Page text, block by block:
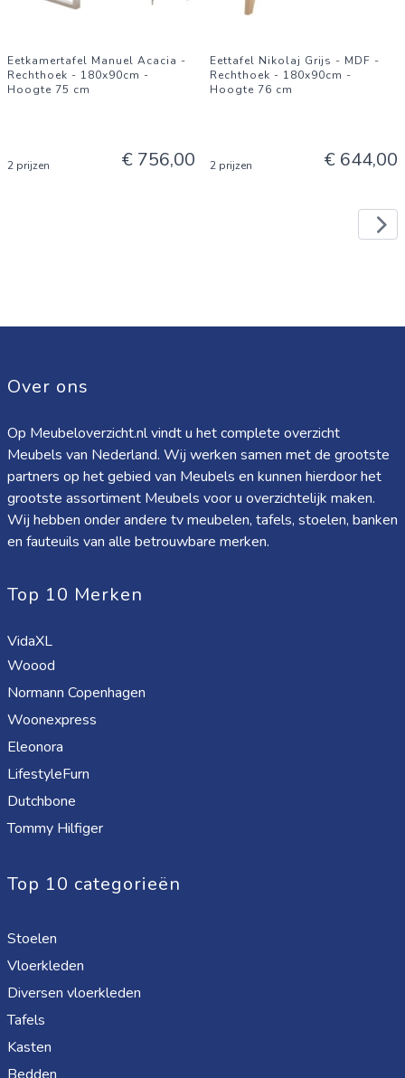
Eetkamertafel Manuel Acacia -
Rechthoek - 180x90cm -
Hoogte 75 cm
2 prijzen € 756,00
Eettafel Nikolaj Grijs - MDF -
Rechthoek - 180x90cm -
Hoogte 76 cm
2 prijzen € 644,00
Over ons
Op Meubeloverzicht.nl vindt u het complete overzicht
Meubels van Nederland. Wij werken samen met de grootste
partners op het gebied van Meubels en kunnen hierdoor het
grootste assortiment Meubels voor u overzichtelijk maken.
Wij hebben onder andere tv meubelen, tafels, stoelen, banken
en fauteuils van alle betrouwbare merken.
Top 10 Merken
VidaXL
Woood
Normann Copenhagen
Woonexpress
Eleonora
LifestyleFurn
Dutchbone
Tommy Hilfiger
Top 10 categorieën
Stoelen
Vloerkleden
Diversen vloerkleden
Tafels
Kasten